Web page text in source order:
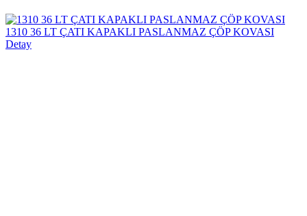
1310 36 LT ÇATI KAPAKLI PASLANMAZ ÇÖP KOVASI
Detay